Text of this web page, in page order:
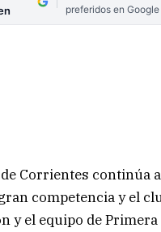
preferidos en Google
Corrientes continúa
competencia y el
y el equipo de Primera